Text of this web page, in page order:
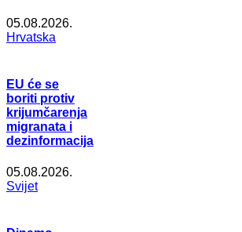
05.08.2026.
Hrvatska
EU će se
boriti protiv
krijumčarenja
migranata i
dezinformacija
05.08.2026.
Svijet